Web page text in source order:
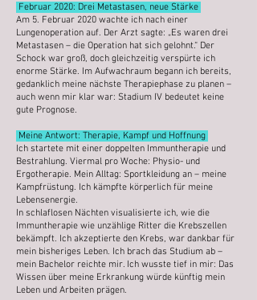
Februar 2020: Drei Metastasen, neue Stärke
Am 5. Februar 2020 wachte ich nach einer
Lungenoperation auf. Der Arzt sagte: „Es waren drei
Metastasen – die Operation hat sich gelohnt.“ Der
Schock war groß, doch gleichzeitig verspürte ich
enorme Stärke. Im Aufwachraum begann ich bereits,
gedanklich meine nächste Therapiephase zu planen –
auch wenn mir klar war: Stadium IV bedeutet keine
gute Prognose.
Meine Antwort: Therapie, Kampf und Hoffnung
Ich startete mit einer doppelten Immuntherapie und
Bestrahlung. Viermal pro Woche: Physio- und
Ergotherapie. Mein Alltag: Sportkleidung an – meine
Kampfrüstung. Ich kämpfte körperlich für meine
Lebensenergie.
In schlaflosen Nächten visualisierte ich, wie die
Immuntherapie wie unzählige Ritter die Krebszellen
bekämpft. Ich akzeptierte den Krebs, war dankbar für
mein bisheriges Leben. Ich brach das Studium ab –
mein Bachelor reichte mir. Ich wusste tief in mir: Das
Wissen über meine Erkrankung würde künftig mein
Leben und Arbeiten prägen.